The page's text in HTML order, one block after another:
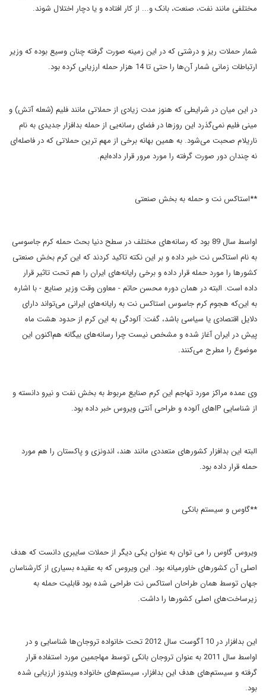
مختلفی مانند نفت، صنعت، بانک و... از کار افتاده و یا دچار اختلال شوند.
شمار حملات ریز و درشتی که در این زمینه صورت گرفته چنان وسیع بوده که وزیر
ارتباطات زمانی شمار آن‌ها را حتی تا 14 هزار حمله ارزیابی کرده بود.
در این میان در شرایطی که هنوز مدت زیادی از حملاتی مانند فلیم (شعله آتش) و
مینی فلیم نمی‌گذرد این روزها در فضای رسانه‌یی از حمله بدافزار جدیدی به نام
ناریلام صحبت می‌شود. به همین بهانه برخی از مهم ترین حملاتی که در فاصله‌ای
نه چندان دور صورت گرفته را مورد مرور قرار داده‌ایم.
**استاکس نت و حمله به بخش صنعتی
اواسط سال 89 بود که رسانه‌های مختلف در سطح دنیا بحث حمله کرم جاسوسی
به نام استاکس نت خبر داده و بر این نکته تاکید کردند که این کرم بخش صنعتی
کشورها را مورد حمله قرار داده و برخی رایانه‌های ایران را هم تحت تاثیر قرار
داده است. البته در همان دوره محسن حاتم - معاون وقت وزیر صنایع - با اشاره
به این‌که هجوم کرم جاسوس استاکس نت به رایانه‌های ایرانی می‌تواند دارای
دلایل اقتصادی یا سیاسی باشد، گفت: آلودگی به این کرم از حدود هشت ماه
پیش در ایران آغاز شده و مشخص نیست چرا رسانه‌های بیگانه هم‌اکنون این
موضوع را مطرح می‌کنند.
وی عمده مراکز مورد تهاجم این کرم صنایع مربوط به بخش نفت و نیرو دانسته و
از شناسایی IPهای آلوده و طراحی آنتی ‌ویروس خبر داده بود.
البته این بدافزار کشورهای متعددی مانند هند، اندونزی و پاکستان را هم مورد
حمله قرار داده بود.
**گاوس و سیستم بانکی
ویروس گاوس را می توان به عنوان یکی دیگر از حملات سایبری دانست که هدف
اصلی آن کشورهای خاورمیانه بود. این ویروس که به عقیده بسیاری از کارشناسان
جهان توسط همان طراحان استاکس نت طراحی شده بود قابلیت حمله به
زیرساخت‌های اصلی کشورها را داشت.
این بدافزار در 10 آگوست سال 2012 تحت خانواده تروجان‌ها شناسایی و در
اواسط سال 2011 به عنوان تروجان بانکی توسط مهاجمین مورد استفاده قرار
گرفته و سیستم‌های هدف این بدافزار، سیستم‌های خانواده ویندوز ارزیابی شده
بود.